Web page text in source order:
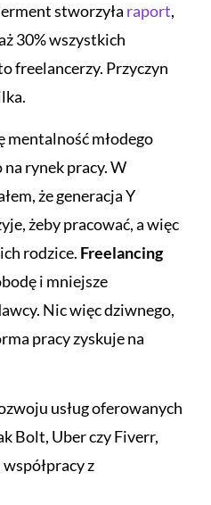
stworzyła raport,
30% wszystkich
freelancerzy. Przyczyn
mentalność młodego
rynek pracy. W
że generacja Y
żeby pracować, a więc
rodzice. Freelancing
i mniejsze
Nic więc dziwnego,
pracy zyskuje na
usług oferowanych
Bolt, Uber czy Fiverr,
z